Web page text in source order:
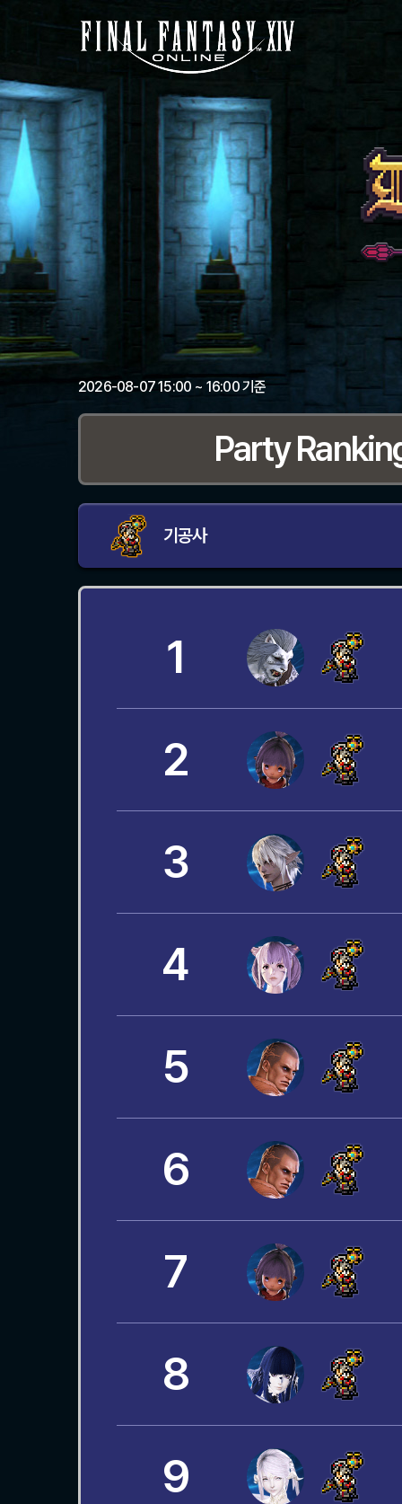
FINAL
FANTASTY
14
Deep
Dungeon
에
우
레
카
오
르
토
스
랭
킹
2026-08-07 15:00 ~ 16:00기준
Party
기공사
1
2
3
4
5
6
7
8
9